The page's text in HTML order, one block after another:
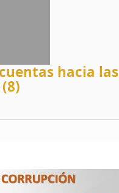
hacia las